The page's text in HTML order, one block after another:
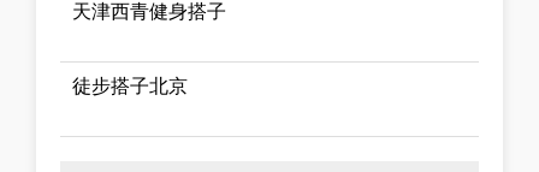
天津西青健身搭子
徒步搭子北京